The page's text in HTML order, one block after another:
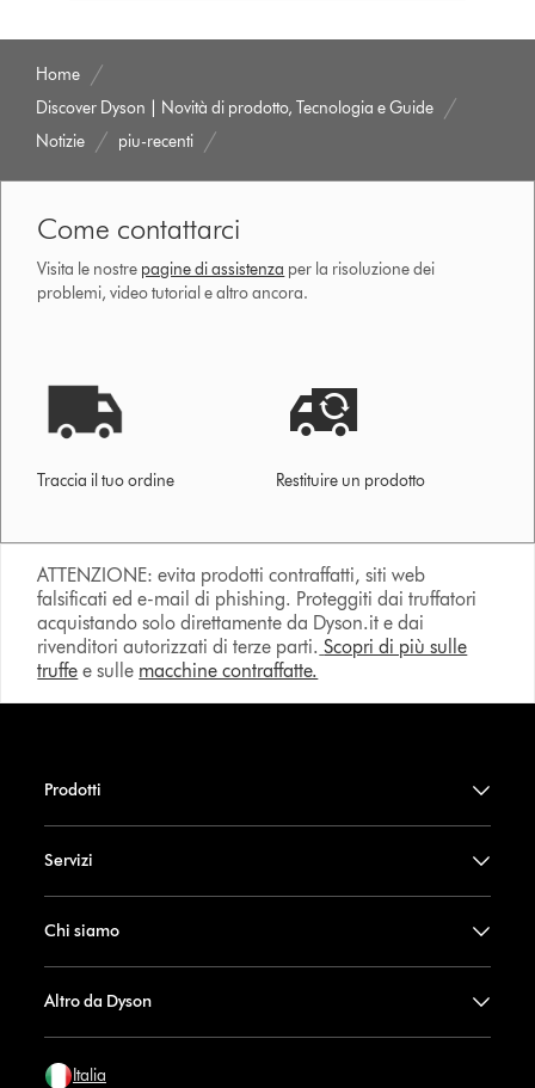
Home
Discover Dyson | Novità di prodotto, Tecnologia e Guide
Notizie
piu-recenti
Come contattarci
Visita le nostre pagine di assistenza per la risoluzione dei
problemi, video tutorial e altro ancora.
Traccia il tuo ordine Restituire un prodotto
ATTENZIONE: evita prodotti contraffatti, siti web
falsificati ed e-mail di phishing. Proteggiti dai truffatori
acquistando solo direttamente da Dyson.it e dai
rivenditori autorizzati di terze parti. Scopri di più sulle
truffe e sulle macchine contraffatte.
Prodotti
Servizi
Chi siamo
Altro da Dyson
Italia